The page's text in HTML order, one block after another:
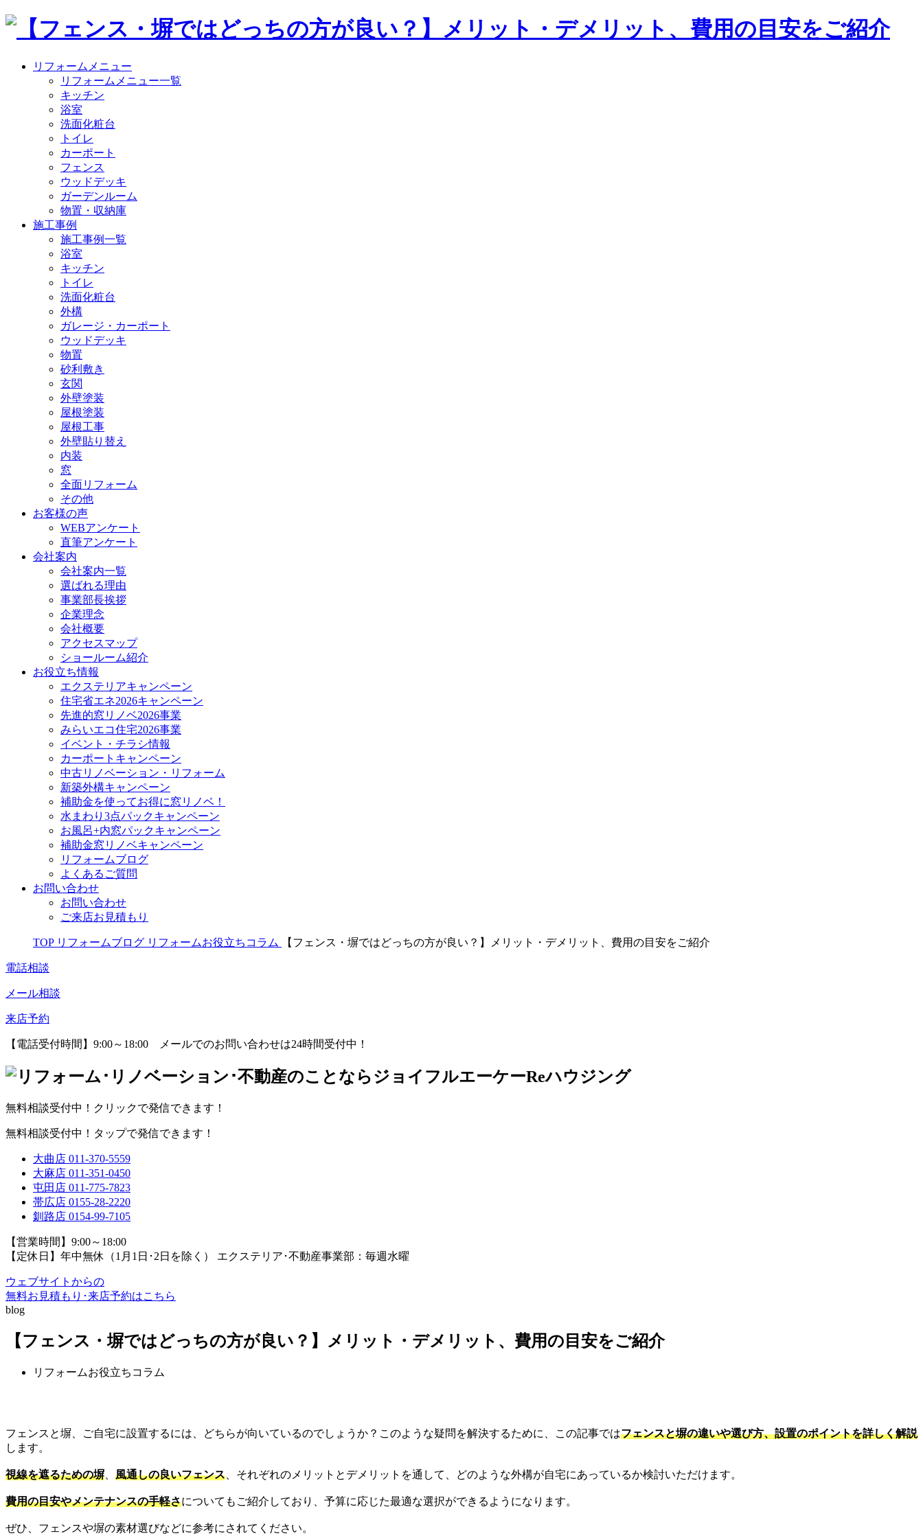
リフォームメニュー
リフォームメニュー一覧
キッチン
浴室
洗面化粧台
トイレ
カーポート
フェンス
ウッドデッキ
ガーデンルーム
物置・収納庫
施工事例
施工事例一覧
浴室
キッチン
トイレ
洗面化粧台
外構
ガレージ・カーポート
ウッドデッキ
物置
砂利敷き
玄関
外壁塗装
屋根塗装
屋根工事
外壁貼り替え
内装
窓
全面リフォーム
その他
お客様の声
WEBアンケート
直筆アンケート
会社案内
会社案内一覧
選ばれる理由
事業部長挨拶
企業理念
会社概要
アクセスマップ
ショールーム紹介
お役立ち情報
エクステリアキャンペーン
住宅省エネ2026キャンペーン
先進的窓リノベ2026事業
みらいエコ住宅2026事業
イベント・チラシ情報
カーポートキャンペーン
中古リノベーション・リフォーム
新築外構キャンペーン
補助金を使ってお得に窓リノベ！
水まわり3点パックキャンペーン
お風呂+内窓パックキャンペーン
補助金窓リノベキャンペーン
リフォームブログ
よくあるご質問
お問い合わせ
お問い合わせ
ご来店お見積もり
TOP リフォームブログ リフォームお役立ちコラム 【フェンス・塀ではどっちの方が良い？】メリット・デメリット、費用の目安をご紹介
電話相談
メール相談
来店予約
【電話受付時間】9:00～18:00 メールでのお問い合わせは24時間受付中！
無料相談受付中！クリックで発信できます！
無料相談受付中！タップで発信できます！
大曲店 011-370-5559
大麻店 011-351-0450
屯田店 011-775-7823
帯広店 0155-28-2220
釧路店 0154-99-7105
【営業時間】9:00～18:00
【定休日】年中無休（1月1日･2日を除く） エクステリア･不動産事業部：毎週水曜
ウェブサイトからの
無料お見積もり･来店予約はこちら
blog
【フェンス・塀ではどっちの方が良い？】メリット・デメリット、費用の目安をご紹介
リフォームお役立ちコラム
フェンスと塀、ご自宅に設置するには、どちらが向いているのでしょうか？このような疑問を解決するために、この記事ではフェンスと塀の違いや選び方、設置のポイントを詳しく解説
します。
視線を遮るための塀 風通しの良いフェンス 、それぞれのメリットとデメリットを通して、どのような外構が自宅にあっているか検討いただけます。
費用の目安やメンテナンスの手軽さについてもご紹介しており、予算に応じた最適な選択ができるようになります。
ぜひ、フェンスや塀の素材選びなどに参考にされてください。